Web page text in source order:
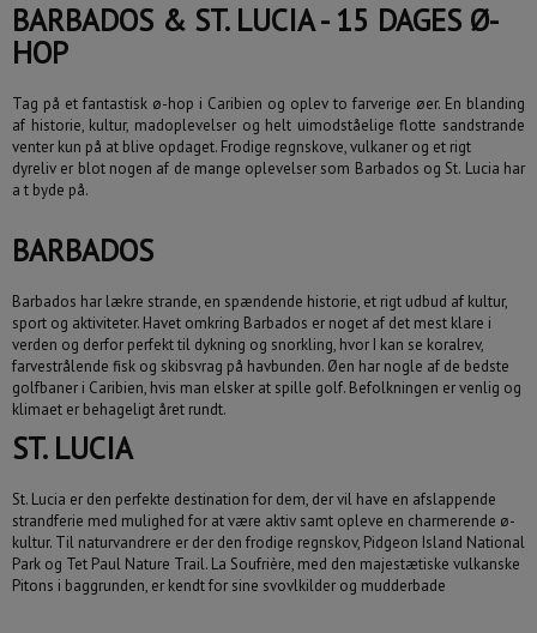
Rejsen skal indeholde:
Fly
Billeje Autocamper
Krydstogt
august 2026
man tir ons tor fre lør søn
27 28 29 30 31 1 2
3 4 5 6 7 8
Er fleksibel +/- 3 dage
BARBADOS & ST. LUCIA - 15 DAGES Ø-
HOP
Tag på et fantastisk ø-hop i Caribien og oplev to farverige øer. En blanding
af historie, kultur, madoplevelser og helt uimodståelige flotte sandstrande
venter kun på at blive opdaget. Frodige regnskove, vulkaner og et rigt
dyreliv er blot nogen af de mange oplevelser som Barbados og St. Lucia har
a t byde på.
BARBADOS
Barbados har lækre strande, en spændende historie, et rigt udbud af kultur,
sport og aktiviteter. Havet omkring Barbados er noget af det mest klare i
verden og derfor perfekt til dykning og snorkling, hvor I kan se koralrev,
farvestrålende fisk og skibsvrag på havbunden. Øen har nogle af de bedste
golfbaner i Caribien, hvis man elsker at spille golf. Befolkningen er venlig og
klimaet er behageligt året rundt.
ST. LUCIA
St. Lucia er den perfekte destination for dem, der vil have en afslappende
strandferie med mulighed for at være aktiv samt opleve en charmerende ø-
kultur. Til naturvandrere er der den frodige regnskov, Pidgeon Island National
Park og Tet Paul Nature Trail. La Soufrière, med den majestætiske vulkanske
Pitons i baggrunden, er kendt for sine svovlkilder og mudderbade